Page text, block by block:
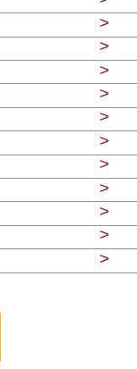
>
>
>
>
>
>
>
>
>
>
>